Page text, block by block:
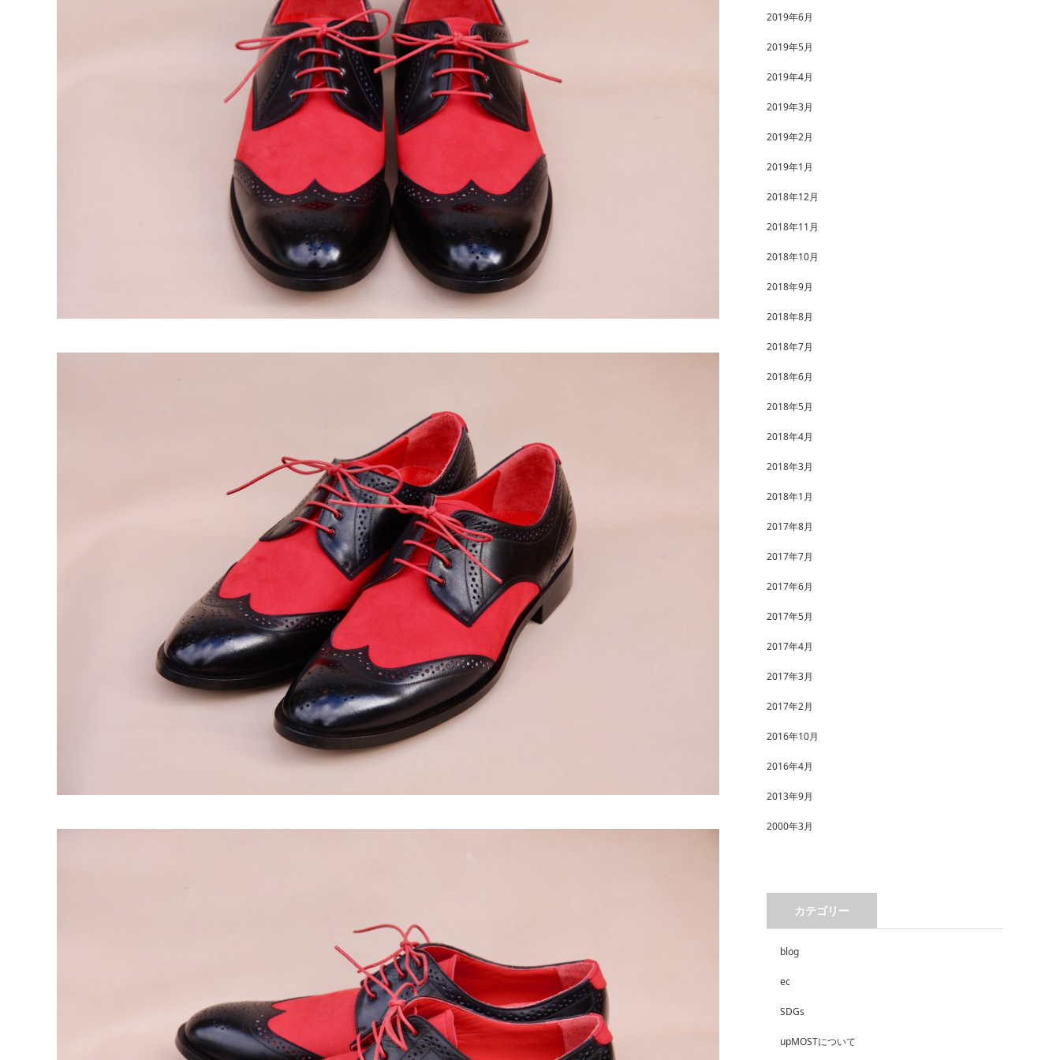
2019年6月
2019年5月
2019年4月
2019年3月
2019年2月
2019年1月
2018年12月
2018年11月
2018年10月
2018年9月
2018年8月
2018年7月
2018年6月
2018年5月
2018年4月
2018年3月
2018年1月
2017年8月
2017年7月
2017年6月
2017年5月
2017年4月
2017年3月
2017年2月
2016年10月
2016年4月
2013年9月
2000年3月
カテゴリー
blog
ec
SDGs
upMOSTについて